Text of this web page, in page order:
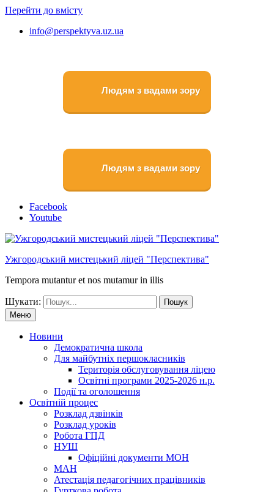
Перейти до вмісту
info@perspektyva.uz.ua
Людям з вадами зору
Людям з вадами зору
Faceboоk
Youtube
Ужгородський мистецький ліцей "Перспектива"
Tempora mutantur et nos mutamur in illis
Шукати:
Меню
Новини
Демократична школа
Для майбутніх першокласників
Територія обслуговування ліцею
Освітні програми 2025-2026 н.р.
Події та оголошення
Освітній процес
Розклад дзвінків
Розклад уроків
Робота ГПД
НУШ
Офіційні документи МОН
МАН
Атестація педагогічних працівників